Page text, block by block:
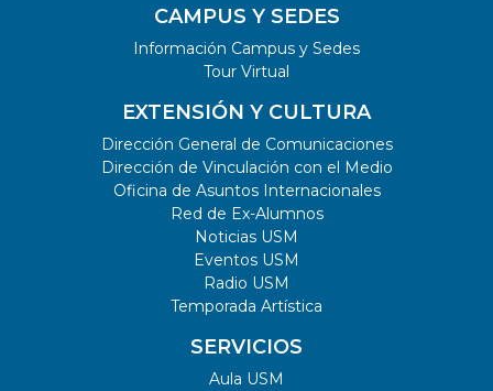
CAMPUS Y SEDES
Información Campus y Sedes
Tour Virtual
EXTENSIÓN Y CULTURA
Dirección General de Comunicaciones
Dirección de Vinculación con el Medio
Oficina de Asuntos Internacionales
Red de Ex-Alumnos
Noticias USM
Eventos USM
Radio USM
Temporada Artística
SERVICIOS
Aula USM